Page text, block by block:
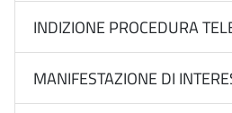
INDIZIONE PROCEDURA
MANIFESTAZIONE DI